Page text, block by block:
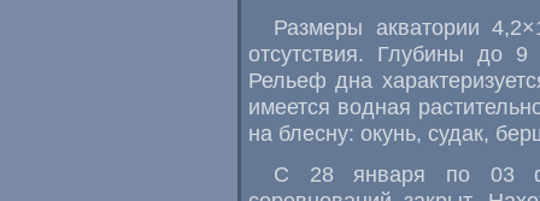
Размеры акватории
отсутствия. Глубины до
Рельеф дна
имеется водная
на блесну: окунь, судак,
С 28 января по 03